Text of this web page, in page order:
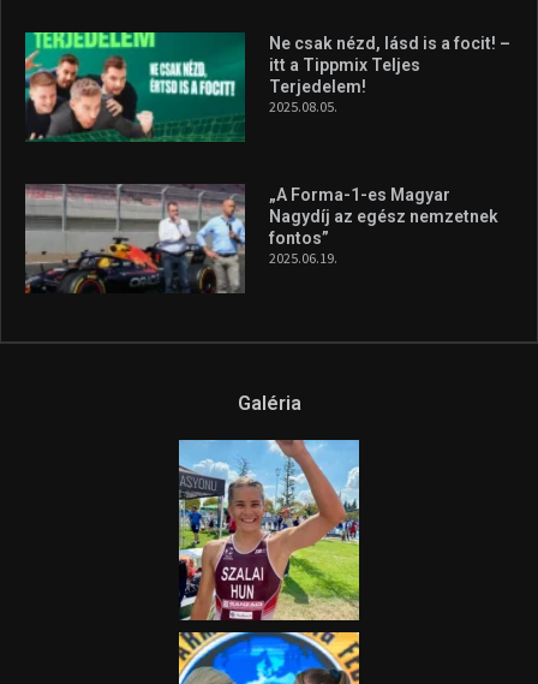
Ne csak nézd, lásd is a focit! –
itt a Tippmix Teljes
Terjedelem!
2025.08.05.
„A Forma-1-es Magyar
Nagydíj az egész nemzetnek
fontos”
2025.06.19.
Galéria